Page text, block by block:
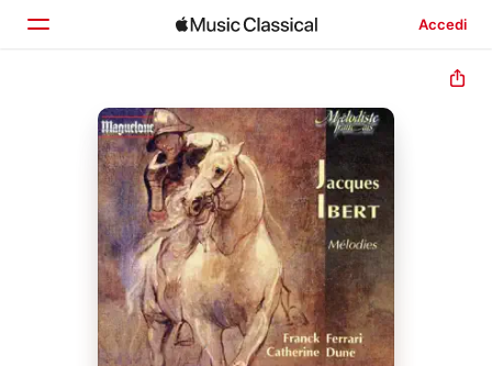
Accedi
Home
Scopri
Cerca